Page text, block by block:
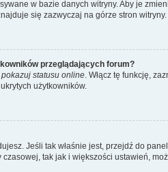
w bazie danych witryny. Aby je
się zazwyczaj na górze stron witryny.
przeglądających forum?
statusu online . Włącz tę funkcję,
użytkowników.
Jeśli tak właśnie jest, przejdź do
tak jak i większości ustawień,